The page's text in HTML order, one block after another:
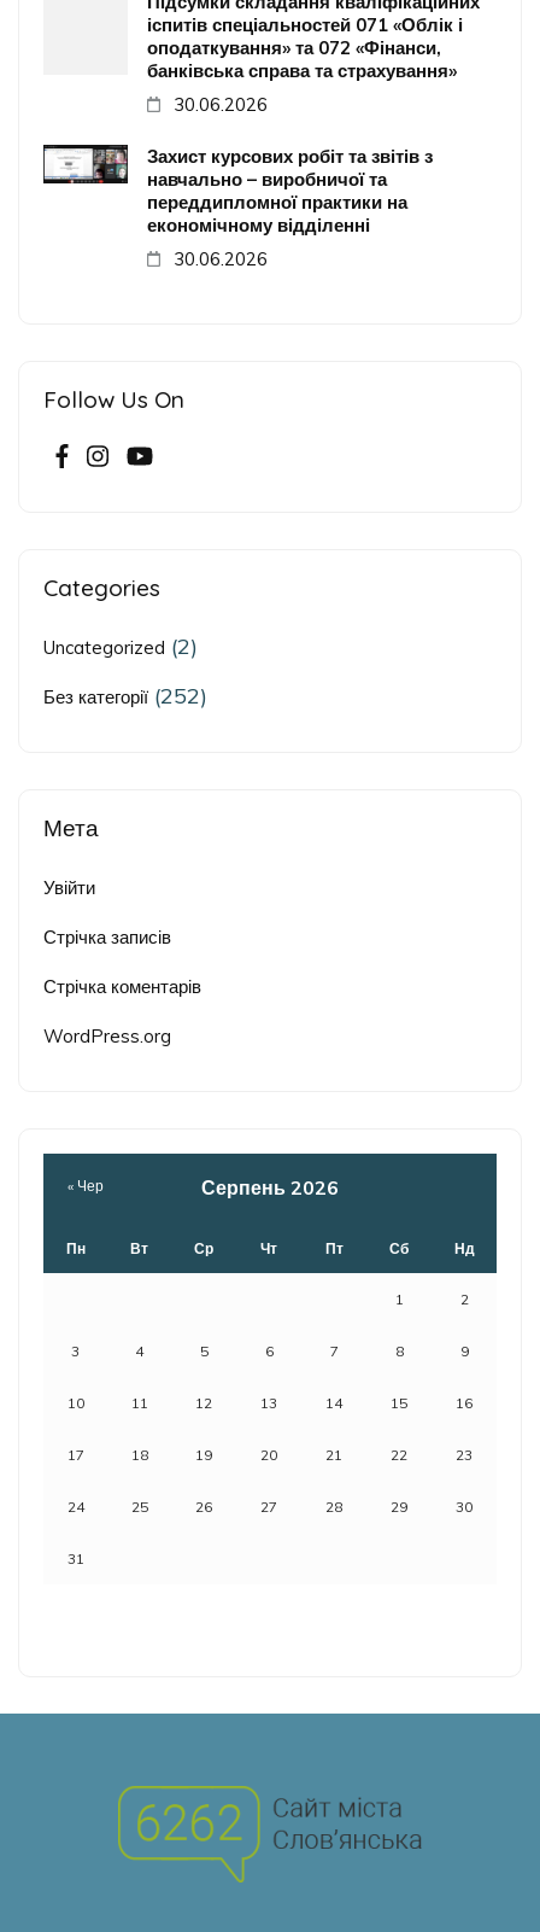
іспитів спеціальностей 071 «Облік і
оподаткування» та 072 «Фінанси,
банківська справа та страхування»
30.06.2026
Захист курсових робіт та звітів з
навчально – виробничої та
переддипломної практики на
економічному відділенні
30.06.2026
Follow Us On
Categories
Uncategorized (2)
Без категорії (252)
Мета
Увійти
Стрічка записів
Стрічка коментарів
WordPress.org
Серпень 2026
Пн Вт Ср Чт Пт Сб Нд
1 2
3 4 5 6 7 8 9
10 11 12 13 14 15 16
17 18 19 20 21 22 23
24 25 26 27 28 29 30
31
« Чер